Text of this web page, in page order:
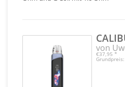
von
€37,95 *